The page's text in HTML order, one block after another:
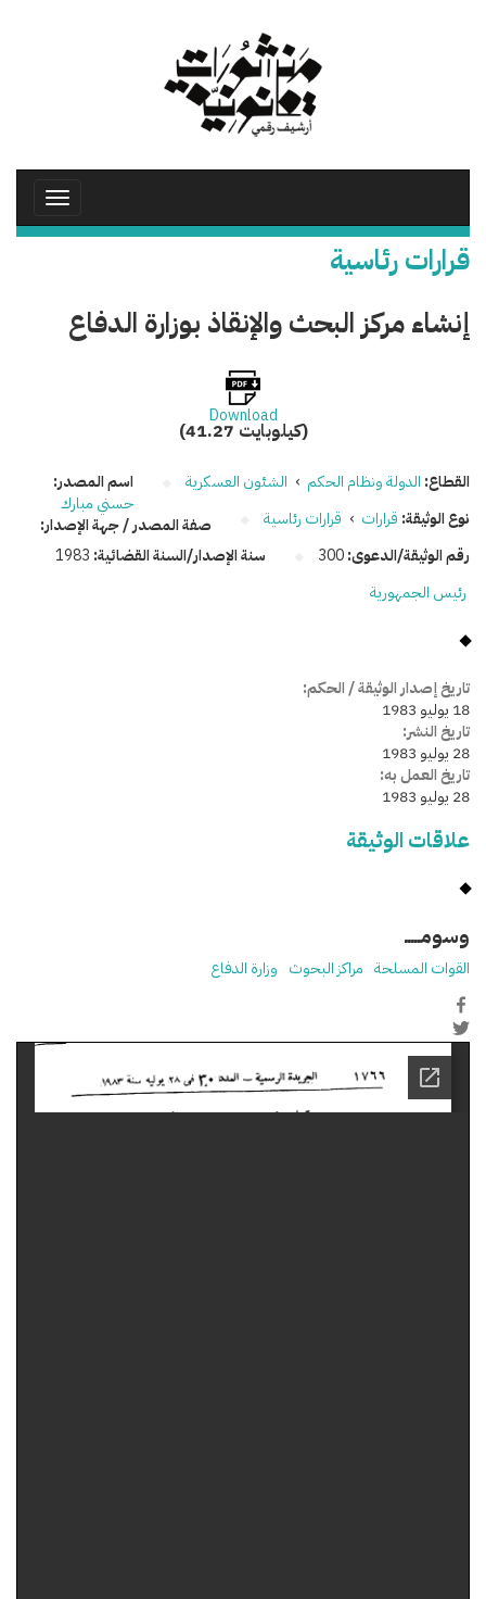
Toggle
قرارات رئاسية
إنشاء مركز البحث والإنقاذ بوزارة الدفاع
Download
(41.27 كيلوبايت)
القطاع: الدولة ونظام الحكم › الشئون العسكرية
نوع الوثيقة: قرارات › قرارات رئاسية
رقم الوثيقة/الدعوى:300 سنة الإصدار/السنة القضائية: 1983
اسم المصدر:
حسني مبارك
صفة المصدر / جهة الإصدار:
رئيس الجمهورية
تاريخ إصدار الوثيقة / الحكم:
18 يوليو 1983
تاريخ النشر:
28 يوليو 1983
تاريخ العمل به:
28 يوليو 1983
علاقات الوثيقة
وسومـــــ
القوات المسلحة مراكز البحوث وزارة الدفاع